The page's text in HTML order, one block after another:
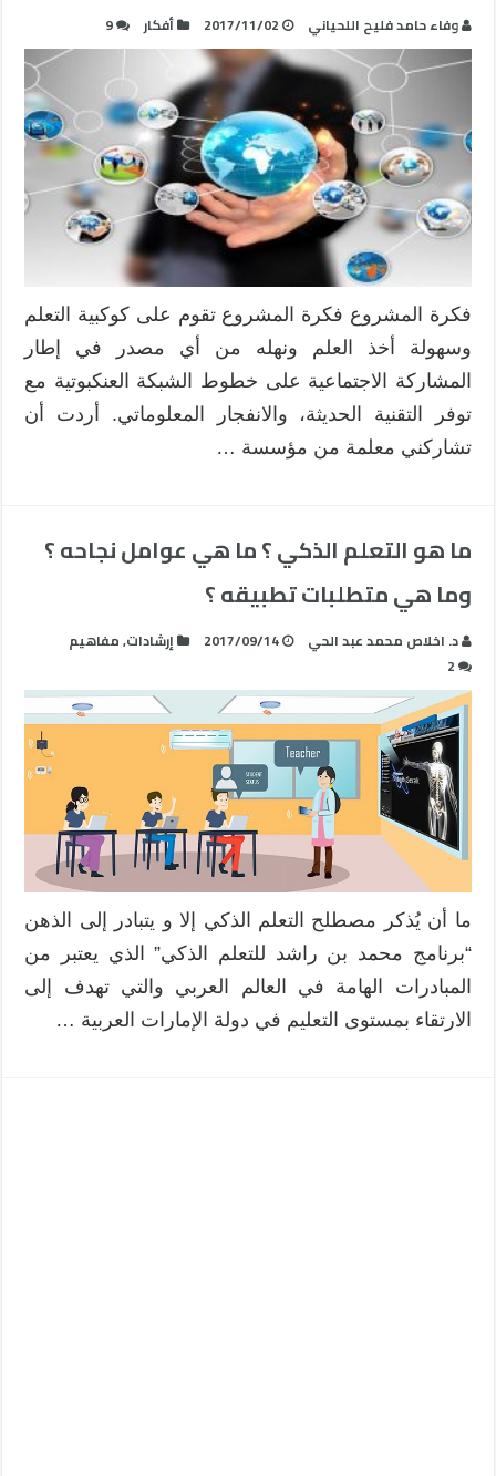
وفاء حامد فليح اللحياني 2017/11/02 أفكار 9
فكرة المشروع فكرة المشروع تقوم على كوكبية التعلم
وسهولة أخذ العلم ونهله من أي مصدر في إطار
المشاركة الاجتماعية على خطوط الشبكة العنكبوتية مع
توفر التقنية الحديثة، والانفجار المعلوماتي. أردت أن
تشاركني معلمة من مؤسسة …
ما هو التعلم الذكي ؟ ما هي عوامل نجاحه ؟
وما هي متطلبات تطبيقه ؟
د. اخلاص محمد عبد الحي 2017/09/14 إرشادات,مفاهيم
2
ما أن يُذكر مصطلح التعلم الذكي إلا و يتبادر إلى الذهن
“برنامج محمد بن راشد للتعلم الذكي” الذي يعتبر من
المبادرات الهامة في العالم العربي والتي تهدف إلى
الارتقاء بمستوى التعليم في دولة الإمارات العربية …